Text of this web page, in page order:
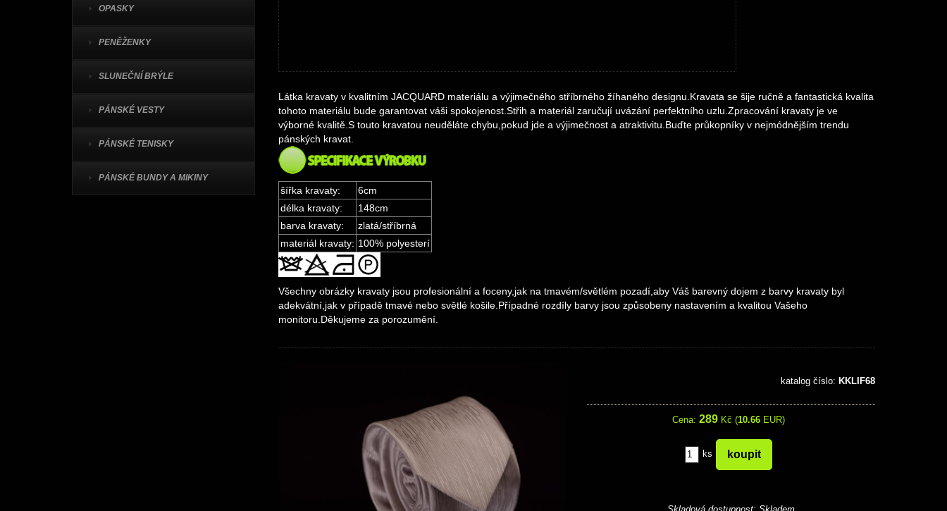
OPASKY
PENĚŽENKY
SLUNEČNÍ BRÝLE
PÁNSKÉ VESTY
PÁNSKÉ TENISKY
PÁNSKÉ BUNDY A MIKINY
Látkakravaty v kvalitním JACQUARDmateriálu a výjimečného stříbrného žíhaného designu.Kravata se šije ručně a fantastická kvalita
tohoto materiálu bude garantovat váši spokojenost.Střih a materiál zaručují uvázání perfektního uzlu.Zpracování kravaty je ve
výborné kvalitě.S touto kravatou neuděláte chybu,pokud jde a výjimečnost a atraktivitu.Buďte průkopníky v nejmódnějším trendu
pánských kravat.
šířka kravaty:
6cm
délka kravaty:
148cm
barva kravaty:
zlatá/stříbrná
materiál kravaty: 100% polyesterí
Všechny obrázky kravaty jsou profesionální a foceny,jak na tmavém/světlém pozadí,aby Váš barevný dojem z barvy kravaty byl
adekvátní,jak v případě tmavé nebo světlé košile.Případné rozdíly barvy jsou způsobeny nastavením a kvalitou Vašeho
monitoru.Děkujeme za porozumění.
katalog číslo: KKLIF68
Cena: 289 Kč (10.66EUR)
ks